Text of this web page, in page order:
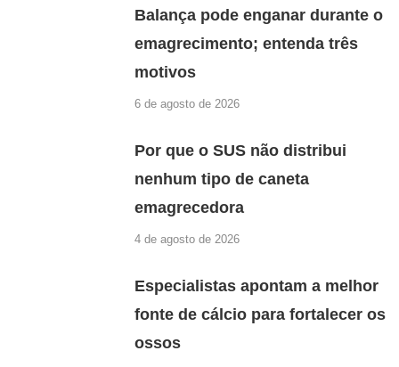
Balança pode enganar durante o
emagrecimento; entenda três
motivos
6 de agosto de 2026
Por que o SUS não distribui
nenhum tipo de caneta
emagrecedora
4 de agosto de 2026
Especialistas apontam a melhor
fonte de cálcio para fortalecer os
ossos